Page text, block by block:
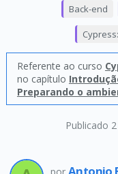
Publicado
Back-end
Referente ao curso
no capítulo
Preparando o